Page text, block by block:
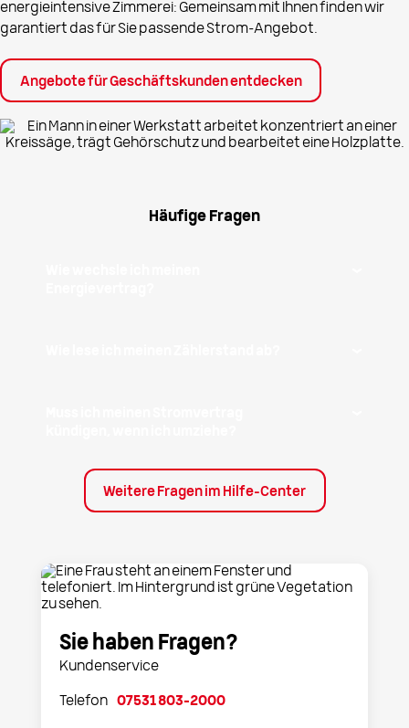
energieintensive Zimmerei: Gemeinsam mit Ihnen finden wir
garantiert das für Sie passende Strom-Angebot.
Angebote für Geschäftskunden entdecken
Häufige Fragen
Weitere Fragen im Hilfe-Center
Sie haben Fragen?
Kundenservice
Telefon 07531 803-2000